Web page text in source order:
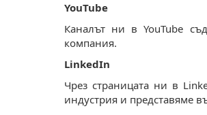
YouTube
Каналът ни в YouTube
компания.
LinkedIn
Чрез страницата ни в
индустрия и представяме